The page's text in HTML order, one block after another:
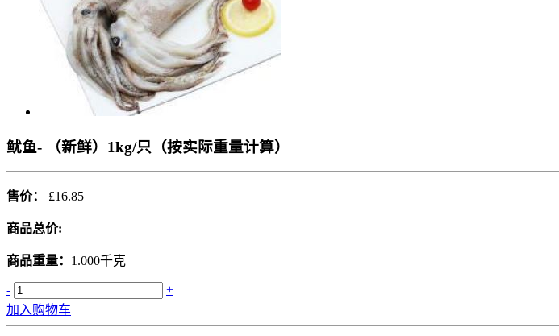
鱿鱼- （新鲜）1kg/只（按实际重量计算）
售价： £16.85
商品总价:
商品重量： 1.000千克
-
+
加入购物车